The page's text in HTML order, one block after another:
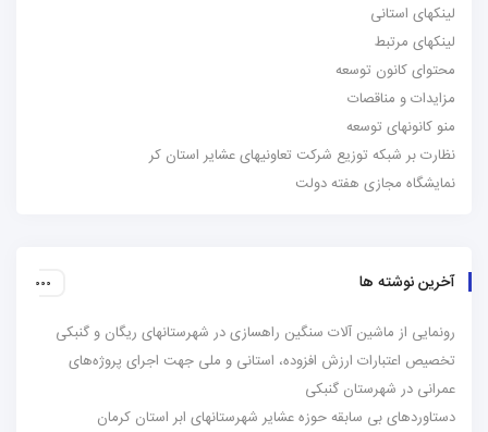
لینکهای استانی
لینکهای مرتبط
محتوای کانون توسعه
مزایدات و مناقصات
منو کانونهای توسعه
نظارت بر شبکه توزیع شرکت تعاونیهای عشایر استان کر
نمایشگاه مجازی هفته دولت
آخرین نوشته ها
رونمایی از ماشین آلات سنگین راهسازی در شهرستانهای ریگان و گنبکی
تخصیص اعتبارات ارزش افزوده، استانی و ملی جهت اجرای پروژه‌های
عمرانی در شهرستان گنبکی
دستاوردهای بی سابقه حوزه عشایر شهرستانهای ابر استان کرمان